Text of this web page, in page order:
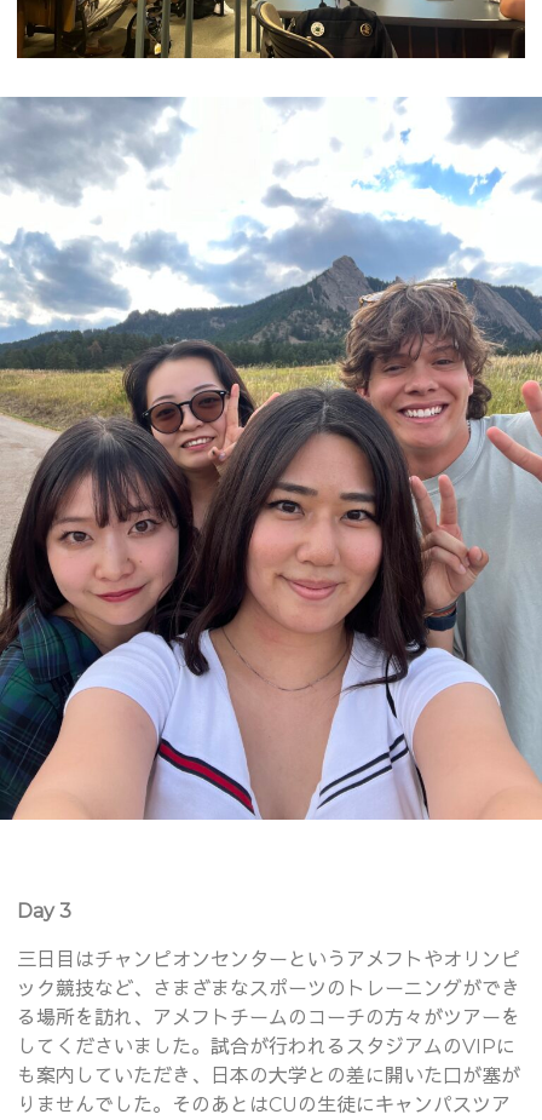
Day 3
三日目はチャンピオンセンターというアメフトやオリンピ
ック競技など、さまざまなスポーツのトレーニングができ
る場所を訪れ、アメフトチームのコーチの方々がツアーを
してくださいました。試合が行われるスタジアムのVIPに
も案内していただき、日本の大学との差に開いた口が塞が
りませんでした。そのあとはCUの生徒にキャンパスツア